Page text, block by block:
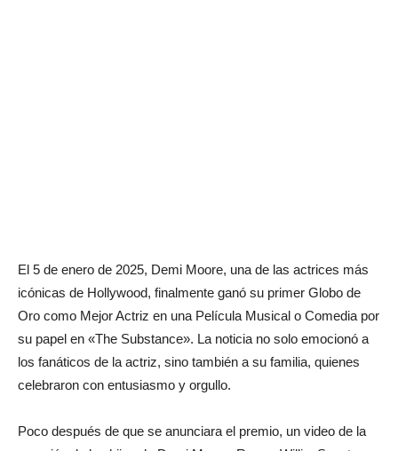
El 5 de enero de 2025, Demi Moore, una de las actrices más
icónicas de Hollywood, finalmente ganó su primer Globo de
Oro como Mejor Actriz en una Película Musical o Comedia por
su papel en «The Substance». La noticia no solo emocionó a
los fanáticos de la actriz, sino también a su familia, quienes
celebraron con entusiasmo y orgullo.
Poco después de que se anunciara el premio, un video de la